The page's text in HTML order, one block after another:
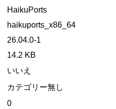
HaikuPorts
haikuports_x86_64
26.04.0-1
14.2 KB
いいえ
カテゴリー無し
0